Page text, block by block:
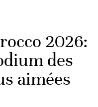
2026:
des
aimées